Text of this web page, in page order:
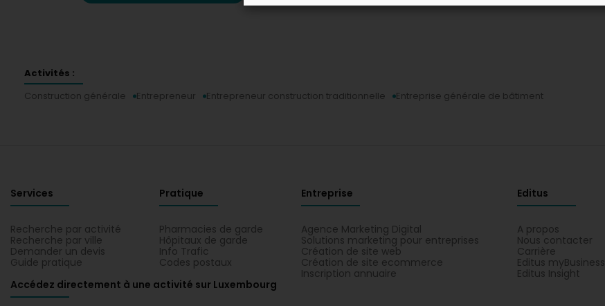
Activités :
Construction générale
Entrepreneur Entrepreneur construction traditionnelle Entreprise générale de bâtiment
Services
Recherche par activité
Recherche par ville
Demander un devis
Guide pratique
Pratique
Pharmacies de garde
Hôpitaux de garde
Info Trafic
Codes postaux
Entreprise
Agence Marketing Digital
Solutions marketing pour entreprises
Création de site web
Création de site ecommerce
Inscription annuaire
Editus
A propos
Nous contacter
Carrière
Editus myBusiness
Editus Insight
Accédez directement à une activité sur Luxembourg